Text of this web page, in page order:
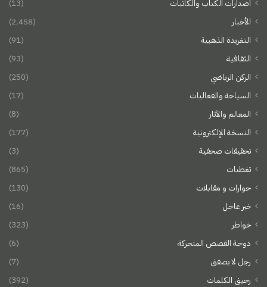
اصدارات الكُتاب والكاتبات
(13)
الأخبار
(2٬458)
التغريدة الذهبية
(91)
الثقافية
(93)
الركن الرياضي
(250)
السياحة والفعاليات
(17)
المعالم والآثار
(8)
النسخة الإلكترونية
(177)
تحقيقات صحفية
(3)
تغطيات
(865)
حوارات و مقابلات
(130)
خبر عاجل
(16)
خواطر
(323)
دوحة القصص المتحركة
(6)
رجل لا يصفق
(7)
رحيق الكلمات
(392)